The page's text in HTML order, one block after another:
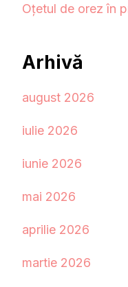
Oțetul de orez în
Arhivă
august 2026
iulie 2026
iunie 2026
mai 2026
aprilie 2026
martie 2026